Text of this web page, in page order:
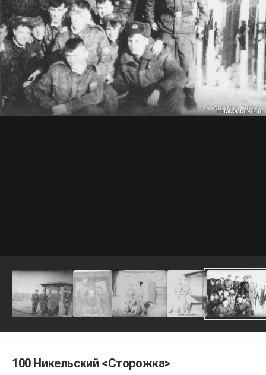
100 Никельский <Сторожка>